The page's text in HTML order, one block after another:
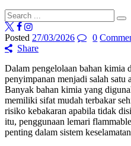
Posted 27/03/2026 0
Share
Dalam pengelolaan bahan kimia
penyimpanan menjadi salah satu
Banyak bahan kimia yang
memiliki sifat mudah terbakar
risiko kebakaran apabila tidak
itu, penggunaan lemari
penting dalam sistem